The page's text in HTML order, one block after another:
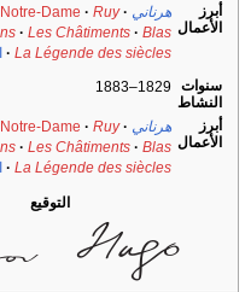
أبرز
الأعمال
هرناني Dame
Ruy
Blas
Les Châtiments
La Légende des siècles
سنوات
النشاط
1829–1883
أبرز
الأعمال
هرناني Dame
Ruy
Blas
Les Châtiments
La Légende des siècles
التوقيع